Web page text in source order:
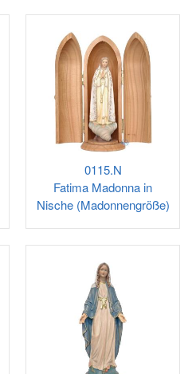
0115.N
Fatima Madonna in
Nische (Madonnengröße)